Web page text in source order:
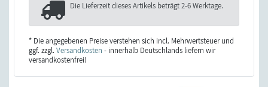
Die Lieferzeit dieses Artikels beträgt2-6 Werktage.
* Die angegebenen Preise verstehen sich incl. Mehrwertsteuer und
ggf. zzgl.Versandkosten - innerhalb Deutschlands liefern wir
versandkostenfrei!